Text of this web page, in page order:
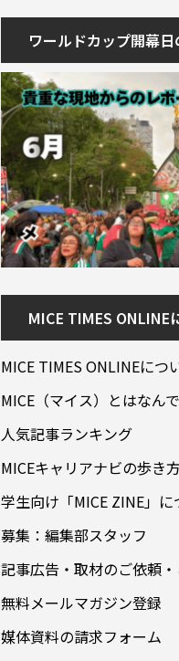
ワールドカップ開幕
MICE TIMES ONLINE
MICE TIMES ONLINEにつ
MICE（マイス）とはなん
人気記事ランキング
MICEキャリアナビの歩き
学生向け「MICE ZINE」に
募集：編集部スタッフ
記事広告・取材のご依頼
無料メールマガジン登録
媒体資料の請求フォーム